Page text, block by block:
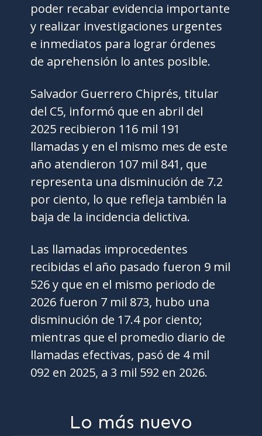
poder recabar evidencia importante
y realizar investigaciones urgentes
e inmediatos para lograr órdenes
de aprehensión lo antes posible.
Salvador Guerrero Chiprés, titular
del C5, informó que en abril del
2025 recibieron 116 mil 191
llamadas y en el mismo mes de este
año atendieron 107 mil 841, que
representa una disminución de 7.2
por ciento, lo que refleja también la
baja de la incidencia delictiva.
Las llamadas improcedentes
recibidas el año pasado fueron 9 mil
526 y que en el mismo periodo de
2026 fueron 7 mil 873, hubo una
disminución de 17.4 por ciento;
mientras que el promedio diario de
llamadas efectivas, pasó de 4 mil
092 en 2025, a 3 mil 592 en 2026.
Lo más nuevo